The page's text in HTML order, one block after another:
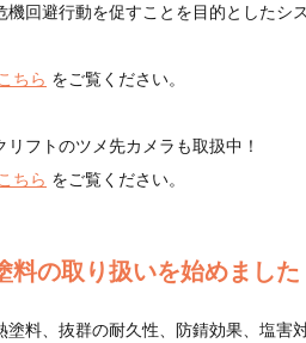
機回避行動を促すことを目的としたシ
こちら をご覧ください。
リフトのツメ先カメラも取扱中！
こちら をご覧ください。
料の取り扱いを始めました
塗料、抜群の耐久性、防錆効果、塩害